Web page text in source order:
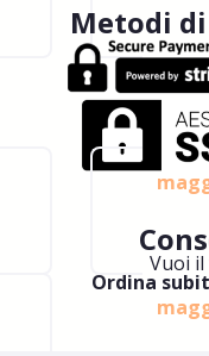
Metodi
Vuoi
Ordina